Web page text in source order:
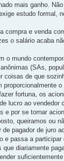
mais ganho.
estudo formal,
e venda
o salário acaba
mundo
(SAs,
de que
o
fortuna, os
lucro ao
por se tornar
queiramos ou
pagador de juro
passa a
diariamente